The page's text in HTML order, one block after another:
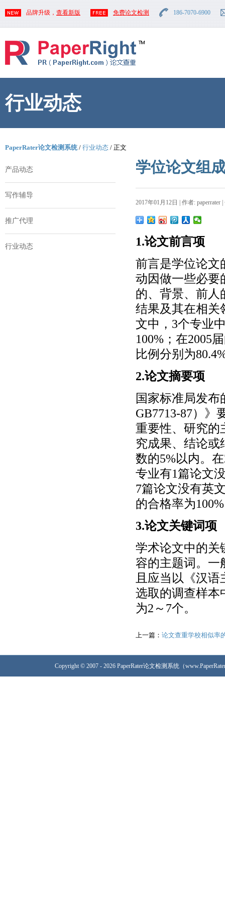
品牌升级， 查看新版 免费论文检测 186-7070-6900
行业动态
PaperRater论文检测系统/ 行业动态 / 正文
产品动态
写作辅导
推广代理
行业动态
学位论文组
2017年01月12日 | 作者: paperrater
1.论文前言项
前言是学位论文
动因做一些必要
的、背景、前人
结果及其在相关
文中，3个专业
100%；在2005
比例分别为
2.论文摘要项
国家标准局发
GB7713-87）》
重要性、研究的
究成果、结论
数的5%以内。
专业有1篇论文
7篇论文没有英
的合格率为
3.论文关键词项
学术论文中的关
容的主题词。一
且应当以《汉
选取的调查样本
为2～7个。
上一篇： 论文查重学校相似率
Copyright © 2007 - 2026 PaperRater论文检测系统（